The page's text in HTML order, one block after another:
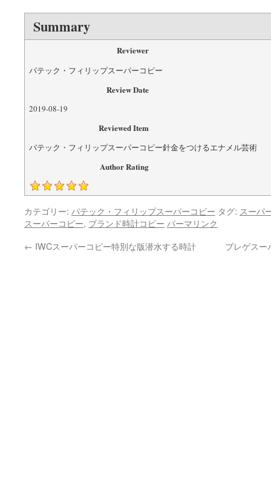
Summary
Reviewer
パテック・フィリップスーパーコピー
Review Date
2019-08-19
Reviewed Item
パテック・フィリップスーパーコピー針金をつけるエナメル芸術
Author Rating
カテゴリー: パテック・フィリップスーパーコピー タグ: スーパ
スーパーコピー, ブランド時計コピー パーマリンク
← IWCスーパーコピー特別な版潜水する時計 ブレゲスー